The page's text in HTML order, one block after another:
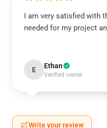
I am very satisfied with
needed for my project
E Ethan
Verified owner
Write your review